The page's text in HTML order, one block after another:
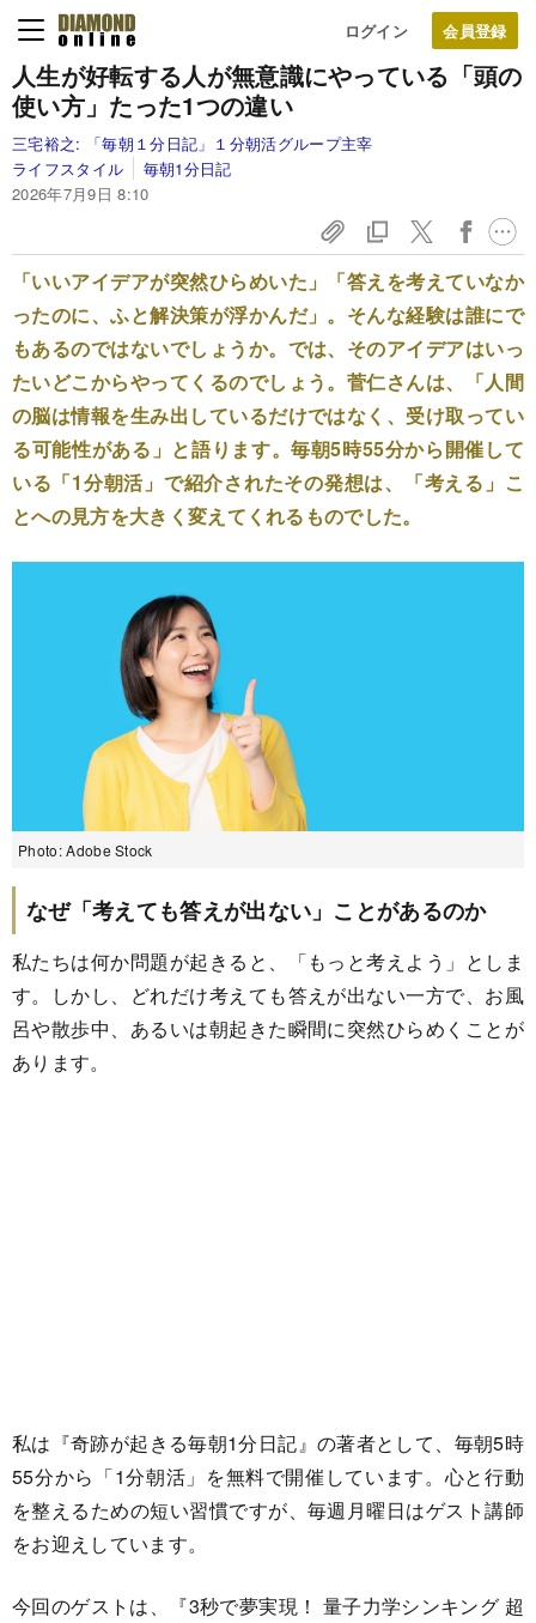
ログイン
人生が好転する人が無意識にやっている「頭の
使い方」たった1つの違い
三宅裕之:
「毎朝１分日記」１分朝活グループ主宰
ライフスタイル
毎朝1分日記
2026年7月9日 8:10
「いいアイデアが突然ひらめいた」「答えを考えていなか
ったのに、ふと解決策が浮かんだ」。そんな経験は誰にで
もあるのではないでしょうか。では、そのアイデアはいっ
たいどこからやってくるのでしょう。菅仁さんは、「人間
の脳は情報を生み出しているだけではなく、受け取ってい
る可能性がある」と語ります。毎朝5時55分から開催して
いる「1分朝活」で紹介されたその発想は、「考える」こ
とへの見方を大きく変えてくれるものでした。
Photo: Adobe Stock
なぜ「考えても答えが出ない」ことがあるのか
私たちは何か問題が起きると、「もっと考えよう」としま
す。しかし、どれだけ考えても答えが出ない一方で、お風
呂や散歩中、あるいは朝起きた瞬間に突然ひらめくことが
あります。
私は『奇跡が起きる毎朝1分日記』の著者として、毎朝5時
55分から「1分朝活」を無料で開催しています。心と行動
を整えるための短い習慣ですが、毎週月曜日はゲスト講師
をお迎えしています。
今回のゲストは、『3秒で夢実現！ 量子力学シンキング 超